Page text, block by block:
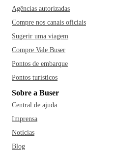
Agências autorizadas
Compre nos canais oficiais
Sugerir uma viagem
Compre Vale Buser
Pontos de embarque
Pontos turísticos
Sobre a Buser
Central de ajuda
Imprensa
Notícias
Blog